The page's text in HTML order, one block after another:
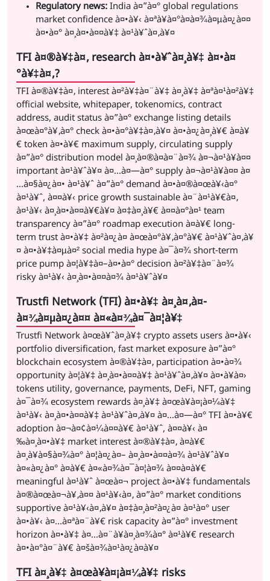
Regulatory news: India à¤”à¤° global regulations
market confidence à¤•à¥‹ à¤ªà¥à¤°à¤­à¤¾à¤µà¤¿à¤¤
à¤•à¤° à¤¸à¤•à¤¤à¥‡ à¤¹à¥ˆà¤‚à¥¤
TFI à¤®à¥‡à¤‚ research à¤•à¥ˆà¤¸à¥‡ à¤•à¤
°à¥‡à¤‚?
TFI à¤®à¥‡à¤‚ interest à¤²à¥‡à¤¨à¥‡ à¤¸à¥‡ à¤ªà¤¹à¤²à¥‡
official website, whitepaper, tokenomics, contract
address, audit status à¤”à¤° exchange listing details
à¤œà¤°à¥‚à¤° check à¤•à¤°à¥‡à¤‚à¥¤ à¤•à¤¿à¤¸à¥€ à¤­à¥
€ token à¤•à¥€ maximum supply, circulating supply
à¤”à¤° distribution model à¤¸à¤®à¤à¤¨à¤¾ à¤¬à¤¹à¥à¤¤
important à¤¹à¥ˆà¥¤ à¤…à¤—à¤° supply à¤¬à¤¹à¥à¤¤ à¤
…à¤§à¤¿à¤• à¤¹à¥ˆ à¤”à¤° demand à¤•à¤®à¤œà¥‹à¤°
à¤¹à¥ˆ, à¤¤à¥‹ price growth sustainable à¤¨à¤¹à¥€à¤‚
à¤¹à¥‹ à¤¸à¤•à¤¤à¥€à¥¤ à¤‡à¤¸à¥€ à¤¤à¤°à¤¹ team
transparency à¤”à¤° roadmap execution à¤­à¥€ long-
term trust à¤•à¥‡ à¤²à¤¿à¤ à¤œà¤°à¥‚à¤°à¥€ à¤¹à¥ˆà¤‚à¥
¤ à¤•à¥‡à¤µà¤² social media hype à¤¯à¤¾ short-term
price pump à¤¦à¥‡à¤–à¤•à¤° decision à¤²à¥‡à¤¨à¤¾
risky à¤¹à¥‹ à¤¸à¤•à¤¤à¤¾ à¤¹à¥ˆà¥¤
Trustfi Network (TFI) à¤•à¥‡ à¤¸à¤‚à¤­
à¤¾à¤µà¤¿à¤¤ à¤«à¤¾à¤¯à¤¦à¥‡
Trustfi Network à¤œà¥ˆà¤¸à¥‡ crypto assets users à¤•à¥‹
portfolio diversification, fast market exposure à¤”à¤°
blockchain ecosystem à¤®à¥‡à¤‚ participation à¤•à¤¾
opportunity à¤¦à¥‡ à¤¸à¤•à¤¤à¥‡ à¤¹à¥ˆà¤‚à¥¤ à¤•à¥à¤›
tokens utility, governance, payments, DeFi, NFT, gaming
à¤¯à¤¾ ecosystem rewards à¤¸à¥‡ à¤œà¥à¤¡à¤¼à¥‡
à¤¹à¥‹ à¤¸à¤•à¤¤à¥‡ à¤¹à¥ˆà¤‚à¥¤ à¤…à¤—à¤° TFI à¤•à¥€
adoption à¤¬à¤¢à¤¼à¤¤à¥€ à¤¹à¥ˆ, à¤¤à¥‹ à¤
‰à¤¸à¤•à¥‡ market interest à¤®à¥‡à¤‚ à¤­à¥€
à¤¸à¥à¤§à¤¾à¤° à¤¦à¤¿à¤– à¤¸à¤•à¤¤à¤¾ à¤¹à¥ˆà¥¤
à¤«à¤¿à¤° à¤­à¥€ à¤«à¤¾à¤¯à¤¦à¤¾ à¤¤à¤­à¥€
meaningful à¤¹à¥ˆ à¤œà¤¬ project à¤•à¥‡ fundamentals
à¤®à¤œà¤¬à¥‚à¤¤ à¤¹à¥‹à¤‚ à¤”à¤° market conditions
supportive à¤¹à¥‹à¤‚à¥¤ à¤‡à¤¸à¤²à¤¿à¤ à¤¹à¤° user
à¤•à¥‹ à¤…à¤ªà¤¨à¥€ risk capacity à¤”à¤° investment
horizon à¤•à¥‡ à¤…à¤¨à¥à¤¸à¤¾à¤° à¤¹à¥€ research
à¤•à¤°à¤¨à¥€ à¤šà¤¾à¤¹à¤¿à¤à¥¤
TFI à¤¸à¥‡ à¤œà¥à¤¡à¤¼à¥‡ risks